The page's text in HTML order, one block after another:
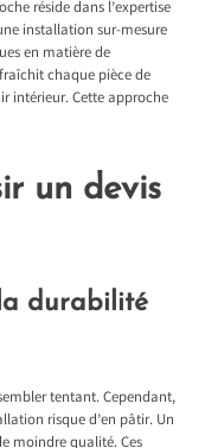
réside dans l’expertise
installation sur-mesure
en matière de
chaque pièce de
intérieur. Cette approche
un devis
durabilité
tentant. Cependant,
risque d’en pâtir. Un